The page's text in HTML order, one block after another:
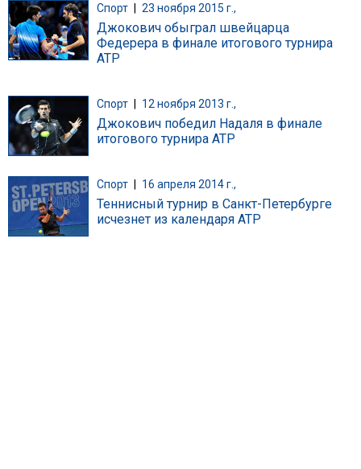
Спорт | 23 ноября 2015 г.,
Джокович обыграл швейцарца
Федерера в финале итогового турнира
АТР
Спорт 12 ноября 2013 г.,
Джокович победил Надаля в финале
итогового турнира ATP
Спорт 16 апреля 2014 г.,
Теннисный турнир в Санкт-Петербурге
исчезнет из календаря ATP